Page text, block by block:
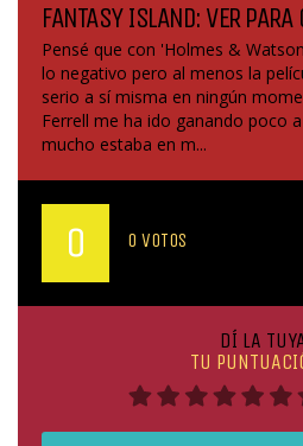
FANTASY ISLAND: VER PARA
Pensé que con 'Holmes &
lo negativo pero al menos la
serio a sí misma en ningún
Ferrell me ha ido ganando poco
mucho estaba en m...
0 0 VOTOS
DÍ LA
TU